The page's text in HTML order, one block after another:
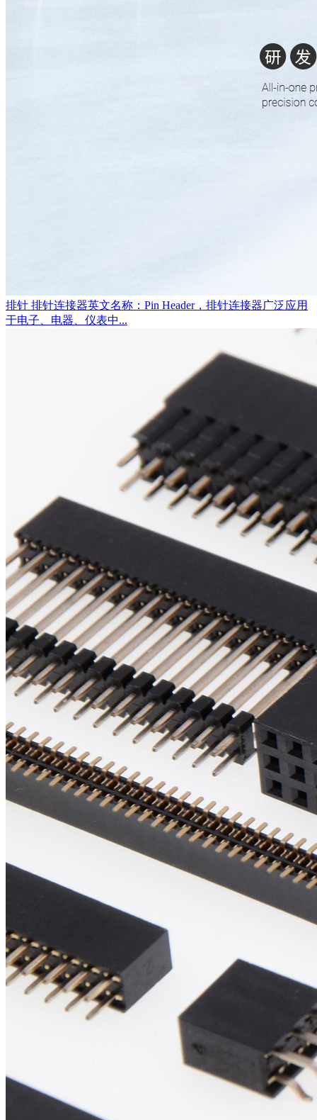
排针 排针连接器英文名称：Pin Header，排针连接器广泛应用
于电子、电器、仪表中...